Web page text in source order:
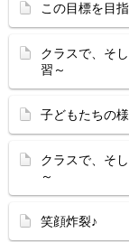
この目標を目
クラスで、そ
習～
子どもたちの
クラスで、そ
～
笑顔炸裂♪ ～